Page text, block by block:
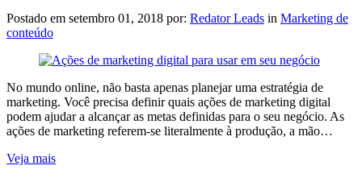
Postado em setembro 01, 2018 por: Redator Leads in Marketing de
conteúdo
No mundo online, não basta apenas planejar uma estratégia de
marketing. Você precisa definir quais ações de marketing digital
podem ajudar a alcançar as metas definidas para o seu negócio. As
ações de marketing referem-se literalmente à produção, a mão…
Veja mais